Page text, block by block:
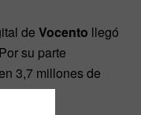
de Vocento llegó
su parte
3,7 millones de